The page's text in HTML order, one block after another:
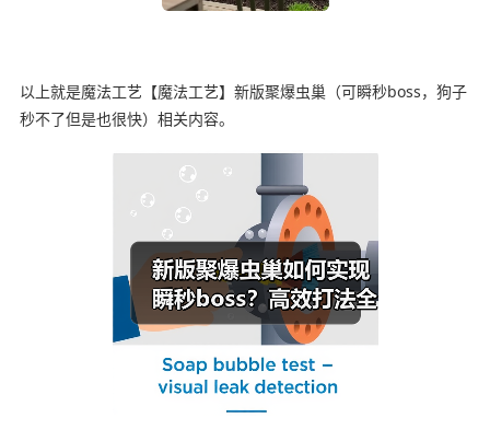
以上就是魔法工艺【魔法工艺】新版聚爆虫巢（可瞬秒boss，狗子
秒不了但是也很快）相关内容。